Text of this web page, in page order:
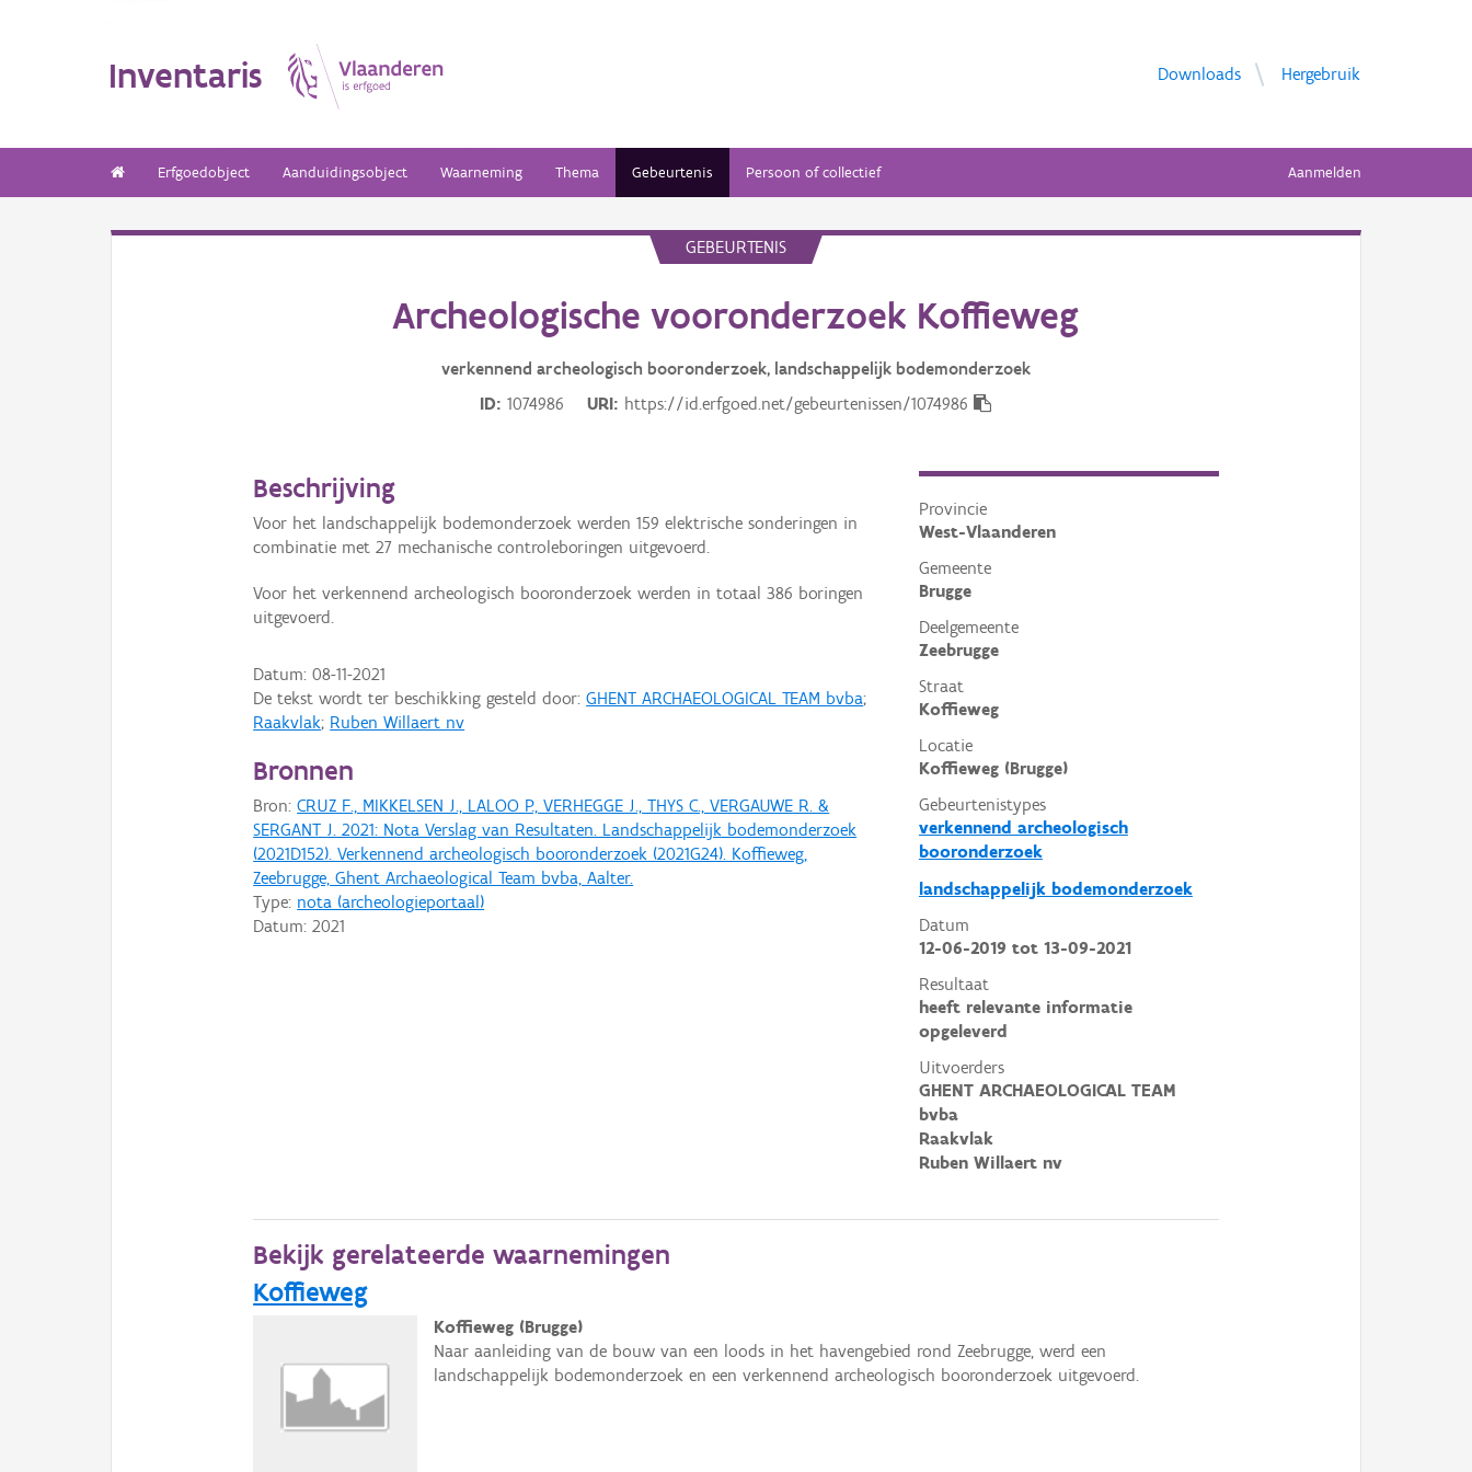
Inventaris Downloads Hergebruik
Erfgoedobject Aanduidingsobject Waarneming Thema Gebeurtenis Persoon of collectief Aanmelden
GEBEURTENIS
Archeologische vooronderzoek Koffieweg
verkennend archeologisch booronderzoek, landschappelijk bodemonderzoek
ID
1074986 URI https://id.erfgoed.net/gebeurtenissen/1074986
Provincie
West-Vlaanderen
Gemeente
Brugge
Deelgemeente
Zeebrugge
Straat
Koffieweg
Locatie
Koffieweg (Brugge)
Gebeurtenistypes
verkennend archeologisch
booronderzoek
landschappelijk bodemonderzoek
Datum
12-06-2019 tot 13-09-2021
Resultaat
heeft relevante informatie
opgeleverd
Uitvoerders
GHENT ARCHAEOLOGICAL TEAM
bvba
Raakvlak
Ruben Willaert nv
Beschrijving
Voor het landschappelijk bodemonderzoek werden 159 elektrische sonderingen in
combinatie met 27 mechanische controleboringen uitgevoerd.
Voor het verkennend archeologisch booronderzoek werden in totaal 386 boringen
uitgevoerd.
Datum:08-11-2021
De tekst wordt ter beschikking gesteld door:GHENT ARCHAEOLOGICAL TEAM bvba;
Raakvlak; Ruben Willaert nv
Bronnen
Bron:CRUZ F., MIKKELSEN J., LALOO P., VERHEGGE J., THYS C., VERGAUWE R. &
SERGANT J. 2021: Nota Verslag van Resultaten. Landschappelijk bodemonderzoek
(2021D152). Verkennend archeologisch booronderzoek (2021G24). Koffieweg,
Zeebrugge, Ghent Archaeological Team bvba, Aalter.
Type: nota (archeologieportaal)
Datum:2021
Bekijk gerelateerde waarnemingen
Koffieweg
Koffieweg (Brugge)
Naar aanleiding van de bouw van een loods in het havengebied rond Zeebrugge, werd een
landschappelijk bodemonderzoek en een verkennend archeologisch booronderzoek uitgevoerd.